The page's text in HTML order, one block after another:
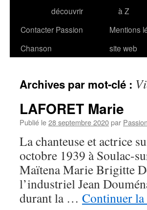
découvrir
à Z
Contacter Passion
Chanson
Mentions
site web
Archives par mot-clé :
LAFORET Marie
Publié le28 septembre 2020par
La chanteuse et actrice
octobre 1939 à Soulac-
Maïtena Marie Brigitte
l’industriel Jean
durant la … Continuer